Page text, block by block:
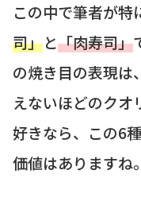
この中で筆者が特
司」と「肉寿司」
の焼き目の表現は
えないほどのクオ
好きなら、この6
価値はありますね。